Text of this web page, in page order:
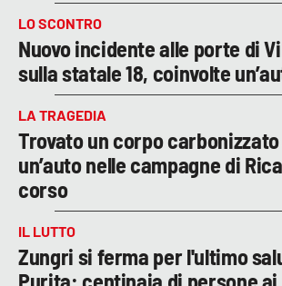
LO SCONTRO
Nuovo incidente alle porte di
sulla statale 18, coinvolte
LA TRAGEDIA
Trovato un corpo
un’auto nelle campagne di
corso
IL LUTTO
Zungri si ferma per l'ultimo
Purita: centinaia di persone